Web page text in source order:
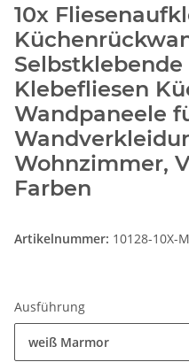
10x
Selbstklebende
Klebefliesen
Wandpaneele
Wohnzimmer,
Farben
Artikelnummer: 10128-10X-
Ausführung
weiß Marmor